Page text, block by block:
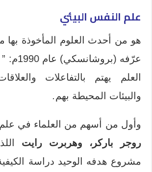
علم النفس البيئي
عرّفه
العلم يهتم بالتفاعلات
والبيئات المحيطة بهم .
وأول من أسهم من العلماء في علم
روجر باركر، وهربرت
رايت
مشروع هدفه الوحيد دراسة الكيفية